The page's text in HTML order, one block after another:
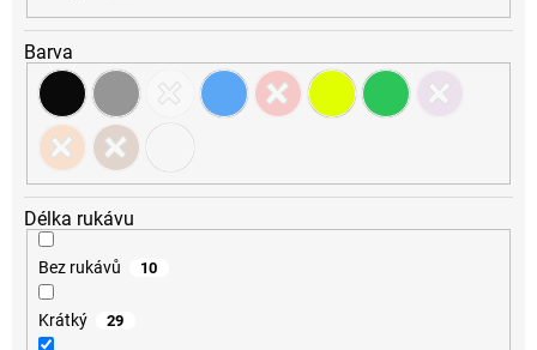
Barva
Délka rukávu
Bez rukávů 10
Krátký 29